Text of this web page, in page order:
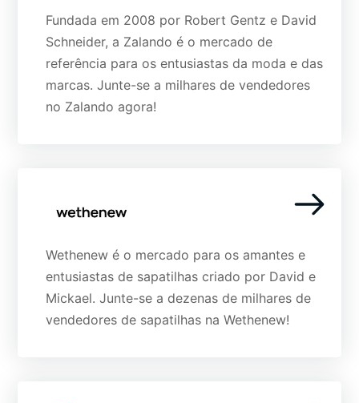
Fundada em 2008 por Robert Gentz e David
Schneider, a Zalando é o mercado de
referência para os entusiastas da moda e das
marcas. Junte-se a milhares de vendedores
no Zalando agora!
Wethenew é o mercado para os amantes e
entusiastas de sapatilhas criado por David e
Mickael. Junte-se a dezenas de milhares de
vendedores de sapatilhas na Wethenew!